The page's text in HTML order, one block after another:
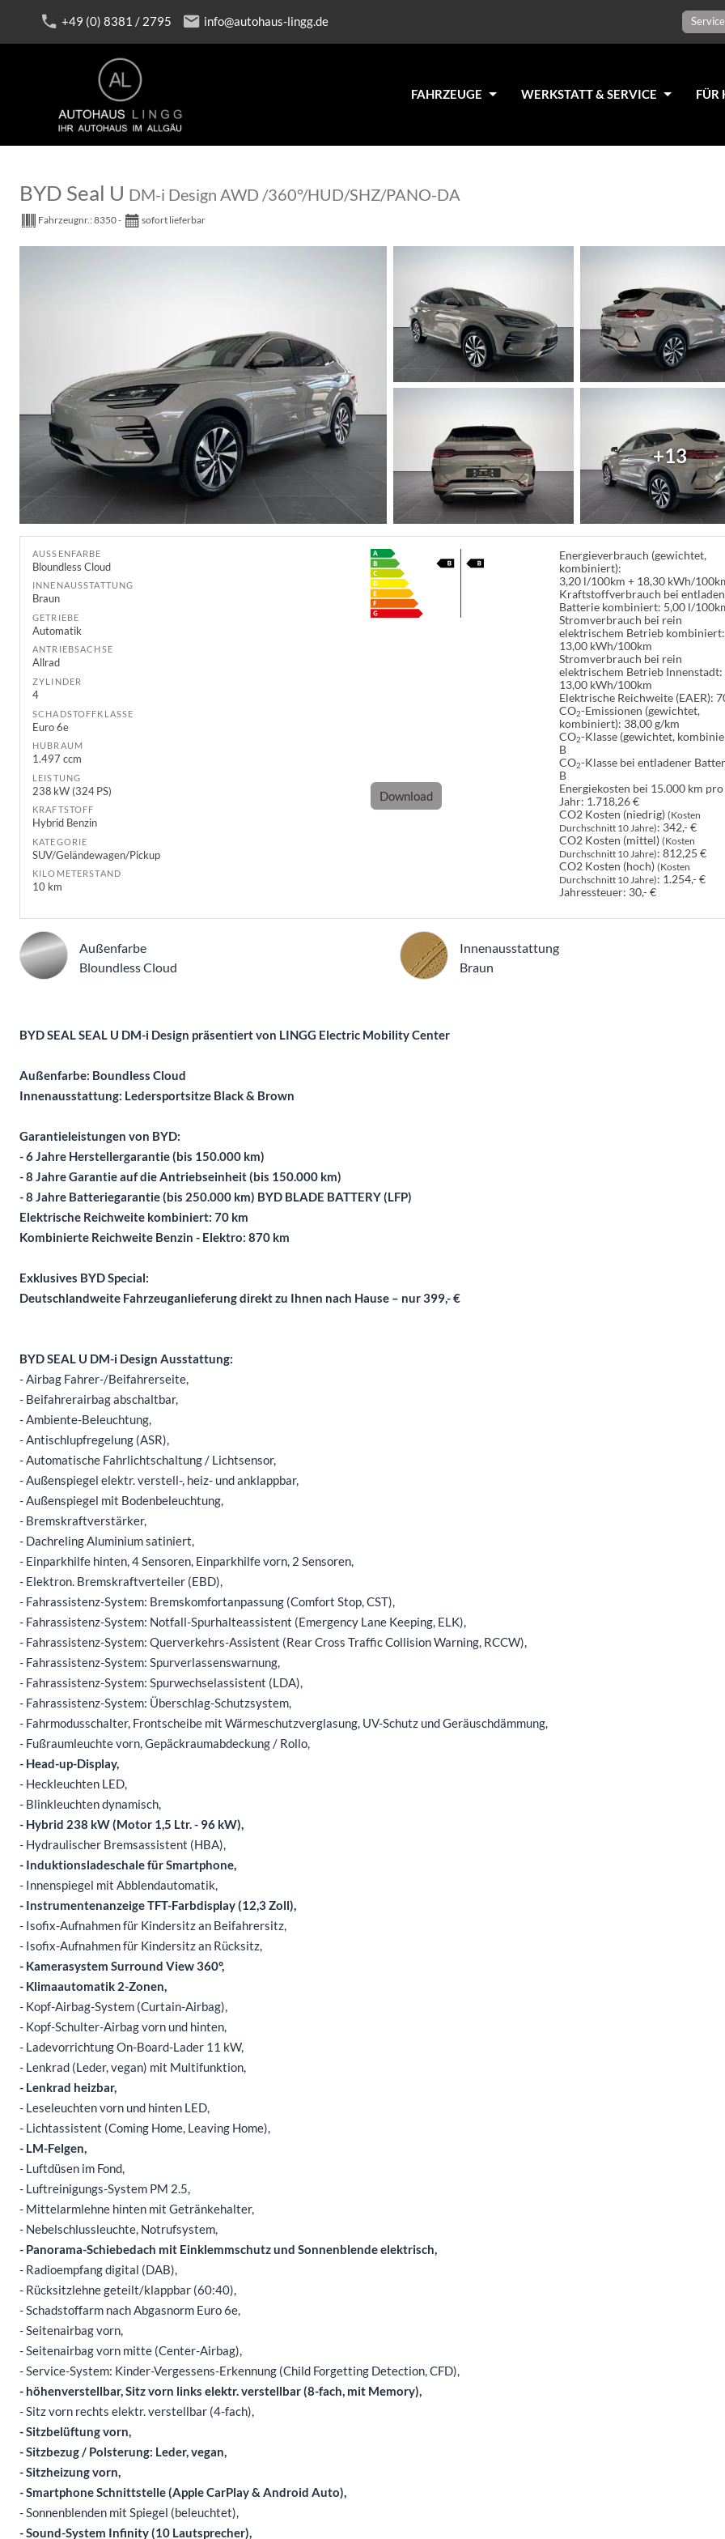
+49 (0) 8381 / 2795 info@autohaus-lingg.de
FAHRZEUGE WERKSTATT & SERVICE FÜR
BYD Seal U DM-i Design AWD /360°/HUD/SHZ/PANO-DA
Fahrzeugnr.:8350 sofort lieferbar
+13
AUSSENFARBE
Bloundless Cloud
INNENAUSSTATTUNG
Braun
GETRIEBE
Automatik
ANTRIEBSACHSE
Allrad
ZYLINDER
4
SCHADSTOFFKLASSE
Euro 6e
HUBRAUM
1.497 ccm
LEISTUNG
238 kW (324 PS)
KRAFTSTOFF
Hybrid Benzin
KATEGORIE
SUV/Geländewagen/Pickup
KILOMETERSTAND
10 km
Energieverbrauch (gewichtet,
kombiniert):
3,20 l/100km + 18,30 kWh/
Kraftstoffverbrauch bei
Batterie kombiniert: 5,00 l/
Stromverbrauch bei rein
elektrischem Betrieb kombiniert:
13,00 kWh/100km
Stromverbrauch bei rein
elektrischem Betrieb Innenstadt:
13,00 kWh/100km
Elektrische Reichweite (EAER):
CO2-Emissionen (gewichtet,
kombiniert): 38,00 g/km
CO2-Klasse (gewichtet,
B
CO2-Klasse bei entladener
B
Download
Energiekosten bei 15.000 km pro
Jahr: 1.718,26 €
CO2 Kosten (niedrig)(Kosten
Durchschnitt 10 Jahre): 342,- €
CO2 Kosten (mittel)(Kosten
Durchschnitt 10 Jahre): 812,25 €
CO2 Kosten (hoch)(Kosten
Durchschnitt 10 Jahre): 1.254,- €
Jahressteuer: 30,- €
Außenfarbe
Bloundless Cloud
InnenausstattungInnenausstattung
Braun
BYD SEAL SEAL U DM-i Design präsentiert von LINGG Electric Mobility Center
Außenfarbe: Boundless Cloud
Innenausstattung: Ledersportsitze Black & Brown
Garantieleistungen von BYD:
- 6 Jahre Herstellergarantie (bis 150.000 km)
- 8 Jahre Garantie auf die Antriebseinheit (bis 150.000 km)
- 8 Jahre Batteriegarantie (bis 250.000 km) BYD BLADE BATTERY (LFP)
Elektrische Reichweite kombiniert: 70 km
Kombinierte Reichweite Benzin - Elektro: 870 km
Exklusives BYD Special:
Deutschlandweite Fahrzeuganlieferung direkt zu Ihnen nach Hause – nur 399,- €
BYD SEAL U DM-i Design Ausstattung:
- Airbag Fahrer-/Beifahrerseite,
- Beifahrerairbag abschaltbar,
- Ambiente-Beleuchtung,
- Antischlupfregelung (ASR),
- Automatische Fahrlichtschaltung / Lichtsensor,
- Außenspiegel elektr. verstell-, heiz- und anklappbar,
- Außenspiegel mit Bodenbeleuchtung,
- Bremskraftverstärker,
- Dachreling Aluminium satiniert,
- Einparkhilfe hinten, 4 Sensoren, Einparkhilfe vorn, 2 Sensoren,
- Elektron. Bremskraftverteiler (EBD),
- Fahrassistenz-System: Bremskomfortanpassung (Comfort Stop, CST),
- Fahrassistenz-System: Notfall-Spurhalteassistent (Emergency Lane Keeping, ELK),
- Fahrassistenz-System: Querverkehrs-Assistent (Rear Cross Traffic Collision Warning, RCCW),
- Fahrassistenz-System: Spurverlassenswarnung,
- Fahrassistenz-System: Spurwechselassistent (LDA),
- Fahrassistenz-System: Überschlag-Schutzsystem,
- Fahrmodusschalter, Frontscheibe mit Wärmeschutzverglasung, UV-Schutz und Geräuschdämmung,
- Fußraumleuchte vorn, Gepäckraumabdeckung / Rollo,
- Head-up-Display,
- Heckleuchten LED,
- Blinkleuchten dynamisch,
- Hybrid 238 kW (Motor 1,5 Ltr. - 96 kW),
- Hydraulischer Bremsassistent (HBA),
- Induktionsladeschale für Smartphone,
- Innenspiegel mit Abblendautomatik,
- Instrumentenanzeige TFT-Farbdisplay (12,3 Zoll),
- Isofix-Aufnahmen für Kindersitz an Beifahrersitz,
- Isofix-Aufnahmen für Kindersitz an Rücksitz,
- Kamerasystem Surround View 360°,
- Klimaautomatik 2-Zonen,
- Kopf-Airbag-System (Curtain-Airbag),
- Kopf-Schulter-Airbag vorn und hinten,
- Ladevorrichtung On-Board-Lader 11 kW,
- Lenkrad (Leder, vegan) mit Multifunktion,
- Lenkrad heizbar,
- Leseleuchten vorn und hinten LED,
- Lichtassistent (Coming Home, Leaving Home),
- LM-Felgen,
- Luftdüsen im Fond,
- Luftreinigungs-System PM 2.5,
- Mittelarmlehne hinten mit Getränkehalter,
- Nebelschlussleuchte, Notrufsystem,
- Panorama-Schiebedach mit Einklemmschutz und Sonnenblende elektrisch,
- Radioempfang digital (DAB),
- Rücksitzlehne geteilt/klappbar (60:40),
- Schadstoffarm nach Abgasnorm Euro 6e,
- Seitenairbag vorn,
- Seitenairbag vorn mitte (Center-Airbag),
- Service-System: Kinder-Vergessens-Erkennung (Child Forgetting Detection, CFD),
- höhenverstellbar, Sitz vorn links elektr. verstellbar (8-fach, mit Memory),
- Sitz vorn rechts elektr. verstellbar (4-fach),
- Sitzbelüftung vorn,
- Sitzbezug / Polsterung: Leder, vegan,
- Sitzheizung vorn,
- Smartphone Schnittstelle (Apple CarPlay & Android Auto),
- Sonnenblenden mit Spiegel (beleuchtet),
- Sound-System Infinity (10 Lautsprecher),